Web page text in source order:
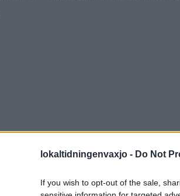
lokaltidningenvaxjo - Do Not
If you wish to opt-out of the sale,